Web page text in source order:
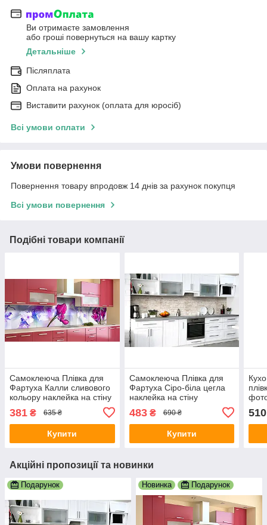
Ви отримаєте замовлення
або гроші повернуться на вашу картку
Детальніше
Післяплата
Оплата на рахунок
Виставити рахунок (оплата для юросіб)
Всі умови оплати
Умови повернення
Повернення товару впродовж 14 днів за рахунок покупця
Всі умови повернення
Подібні товари компанії
Самоклеюча Плівка для
Фартуха Калли сливового
кольору наклейка на стіну
381 ₴ 635 ₴
Купити
Самоклеюча Плівка для
Фартуха Сіро-біла цегла
наклейка на стіну
483₴ 690 ₴
Купити
510
Акційні пропозиції та новинки
Подарунок Новинка Подарунок